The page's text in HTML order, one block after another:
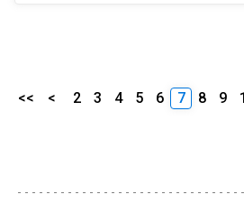
<< < 2 3 4 5 6 7 8 9